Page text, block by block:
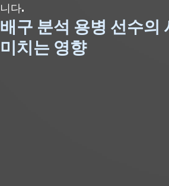
니다.
배구 분석 용병 선수의
미치는 영향